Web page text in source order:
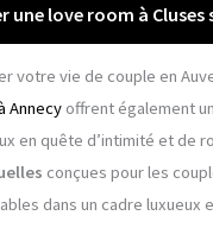
une love room à
votre vie de couple en
Annecy offrent également
en quête d’intimité et de
conçues pour les
dans un cadre luxueux